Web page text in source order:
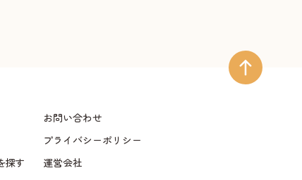
探す
お問い合わせ
プライバシーポリシー
運営会社